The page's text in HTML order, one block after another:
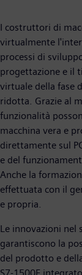
I costruttori di
virtualmente
processi di
progettazione e il
virtuale della fase
ridotta. Grazie al
funzionalità
macchina vera e
direttamente sul
e del
Anche la
effettuata con il
e propria.
Le innovazioni nel
garantiscono la
del prodotto e